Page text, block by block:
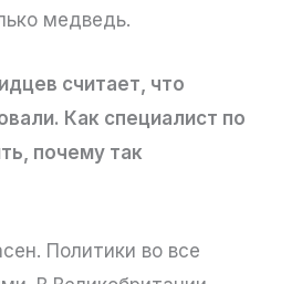
медведь.
считает, что
Как специалист по
почему так
Политики во все